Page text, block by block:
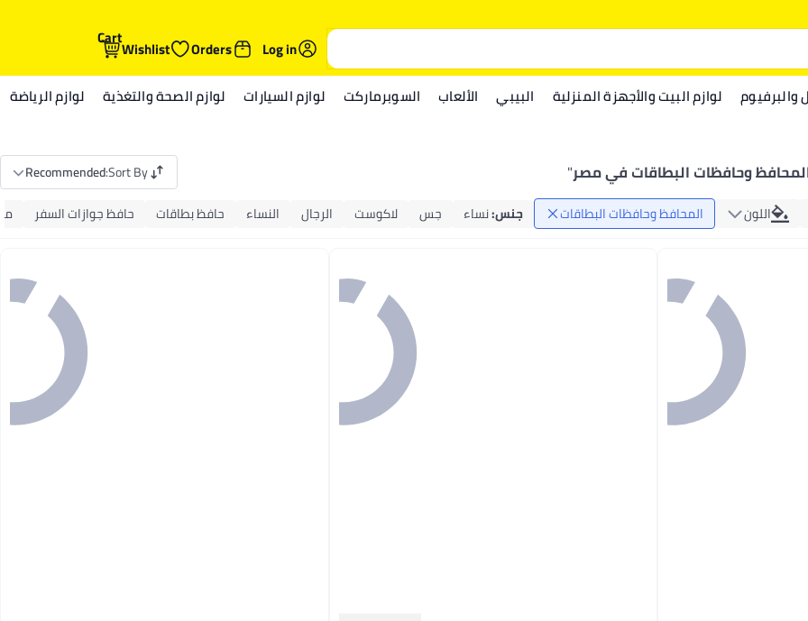
Log in
Orders
Wishlist
Cart
والبرفيوم لوازم البيت والأجهزة المنزلية البيبي الألعاب السوبرماركت لوازم السيارات لوازم الصحة والتغذية لوازم الرياضة
وحافظات البطاقات في مصر"
Sort By
:
Recommended
اللون المحافظ وحافظات البطاقات جنس:نساء جس لاكوست الرجال النساء حافظ بطاقات حافظ جوازات السفر